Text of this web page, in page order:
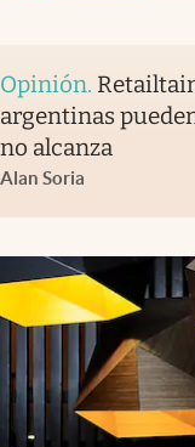
Opinión.
argentinas
no alcanza
Alan Soria